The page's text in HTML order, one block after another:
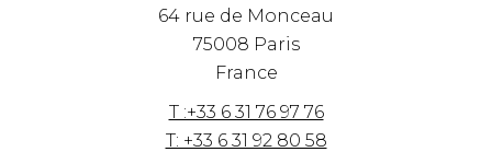
64 rue de Monceau
75008 Paris
France
T :+33 6 31 76 97 76
T: +33 6 31 92 80 58